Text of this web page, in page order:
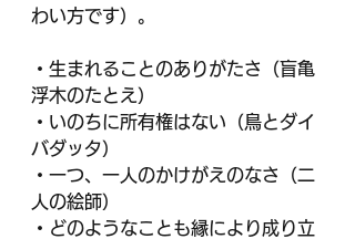
わい方です）。
・生まれることのありがたさ（盲亀
浮木のたとえ）
・いのちに所有権はない（鳥とダイ
バダッタ）
・一つ、一人のかけがえのなさ（二
人の絵師）
・どのようなことも縁により成り立